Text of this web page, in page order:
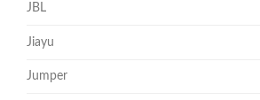
JBL
Jiayu
Jumper